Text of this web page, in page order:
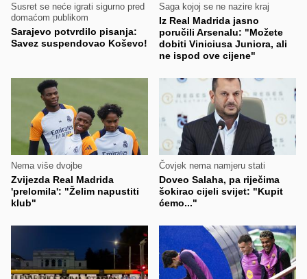
Susret se neće igrati sigurno pred
domaćom publikom
Sarajevo potvrdilo pisanja:
Savez suspendovao Koševo!
Saga kojoj se ne nazire kraj
Iz Real Madrida jasno
poručili Arsenalu: "Možete
dobiti Viniciusa Juniora, ali
ne ispod ove cijene"
Nema više dvojbe
Zvijezda Real Madrida
'prelomila': "Želim napustiti
klub"
Čovjek nema namjeru stati
Doveo Salaha, pa riječima
šokirao cijeli svijet: "Kupit
ćemo..."